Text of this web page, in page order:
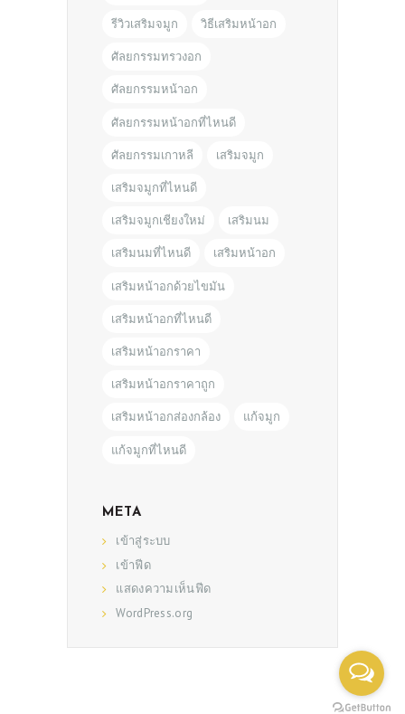
รีวิวเสริมจมูก วิธีเสริมหน้าอก
ศัลยกรรมทรวงอก
ศัลยกรรมหน้าอก
ศัลยกรรมหน้าอกที่ไหนดี
ศัลยกรรมเกาหลี เสริมจมูก
เสริมจมูกที่ไหนดี
เสริมจมูกเชียงใหม่ เสริมนม
เสริมนมที่ไหนดี เสริมหน้าอก
เสริมหน้าอกด้วยไขมัน
เสริมหน้าอกที่ไหนดี
เสริมหน้าอกราคา
เสริมหน้าอกราคาถูก
เสริมหน้าอกส่องกล้อง แก้จมูก
แก้จมูกที่ไหนดี
META
เข้าสู่ระบบ
เข้าฟีด
แสดงความเห็นฟีด
WordPress.org